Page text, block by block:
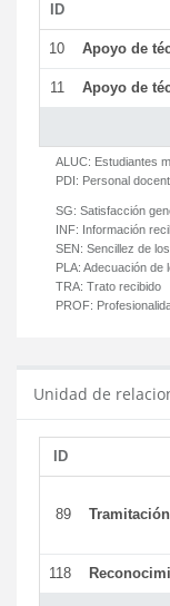
ID
10 Apoyo de
11 Apoyo de
ALUC: Estudiantes
PDI: Personal
SG: Satisfacción
INF: Información
SEN: Sencillez de
PLA: Adecuación de
TRA: Trato recibido
PROF:
Unidad de
ID
89
118